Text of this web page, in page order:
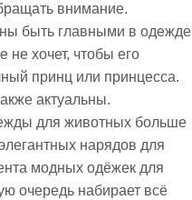
внимание.
быть главными в одежде
не хочет, чтобы его
принц или принцесса.
актуальны.
для животных больше
нарядов для
модных одёжек для
очередь набирает всё